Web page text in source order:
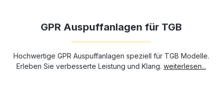
GPR Auspuffanlagen für TGB
Hochwertige GPR Auspuffanlagen speziell für TGB Modelle.
Erleben Sie verbesserte Leistung und Klang. weiterlesen...